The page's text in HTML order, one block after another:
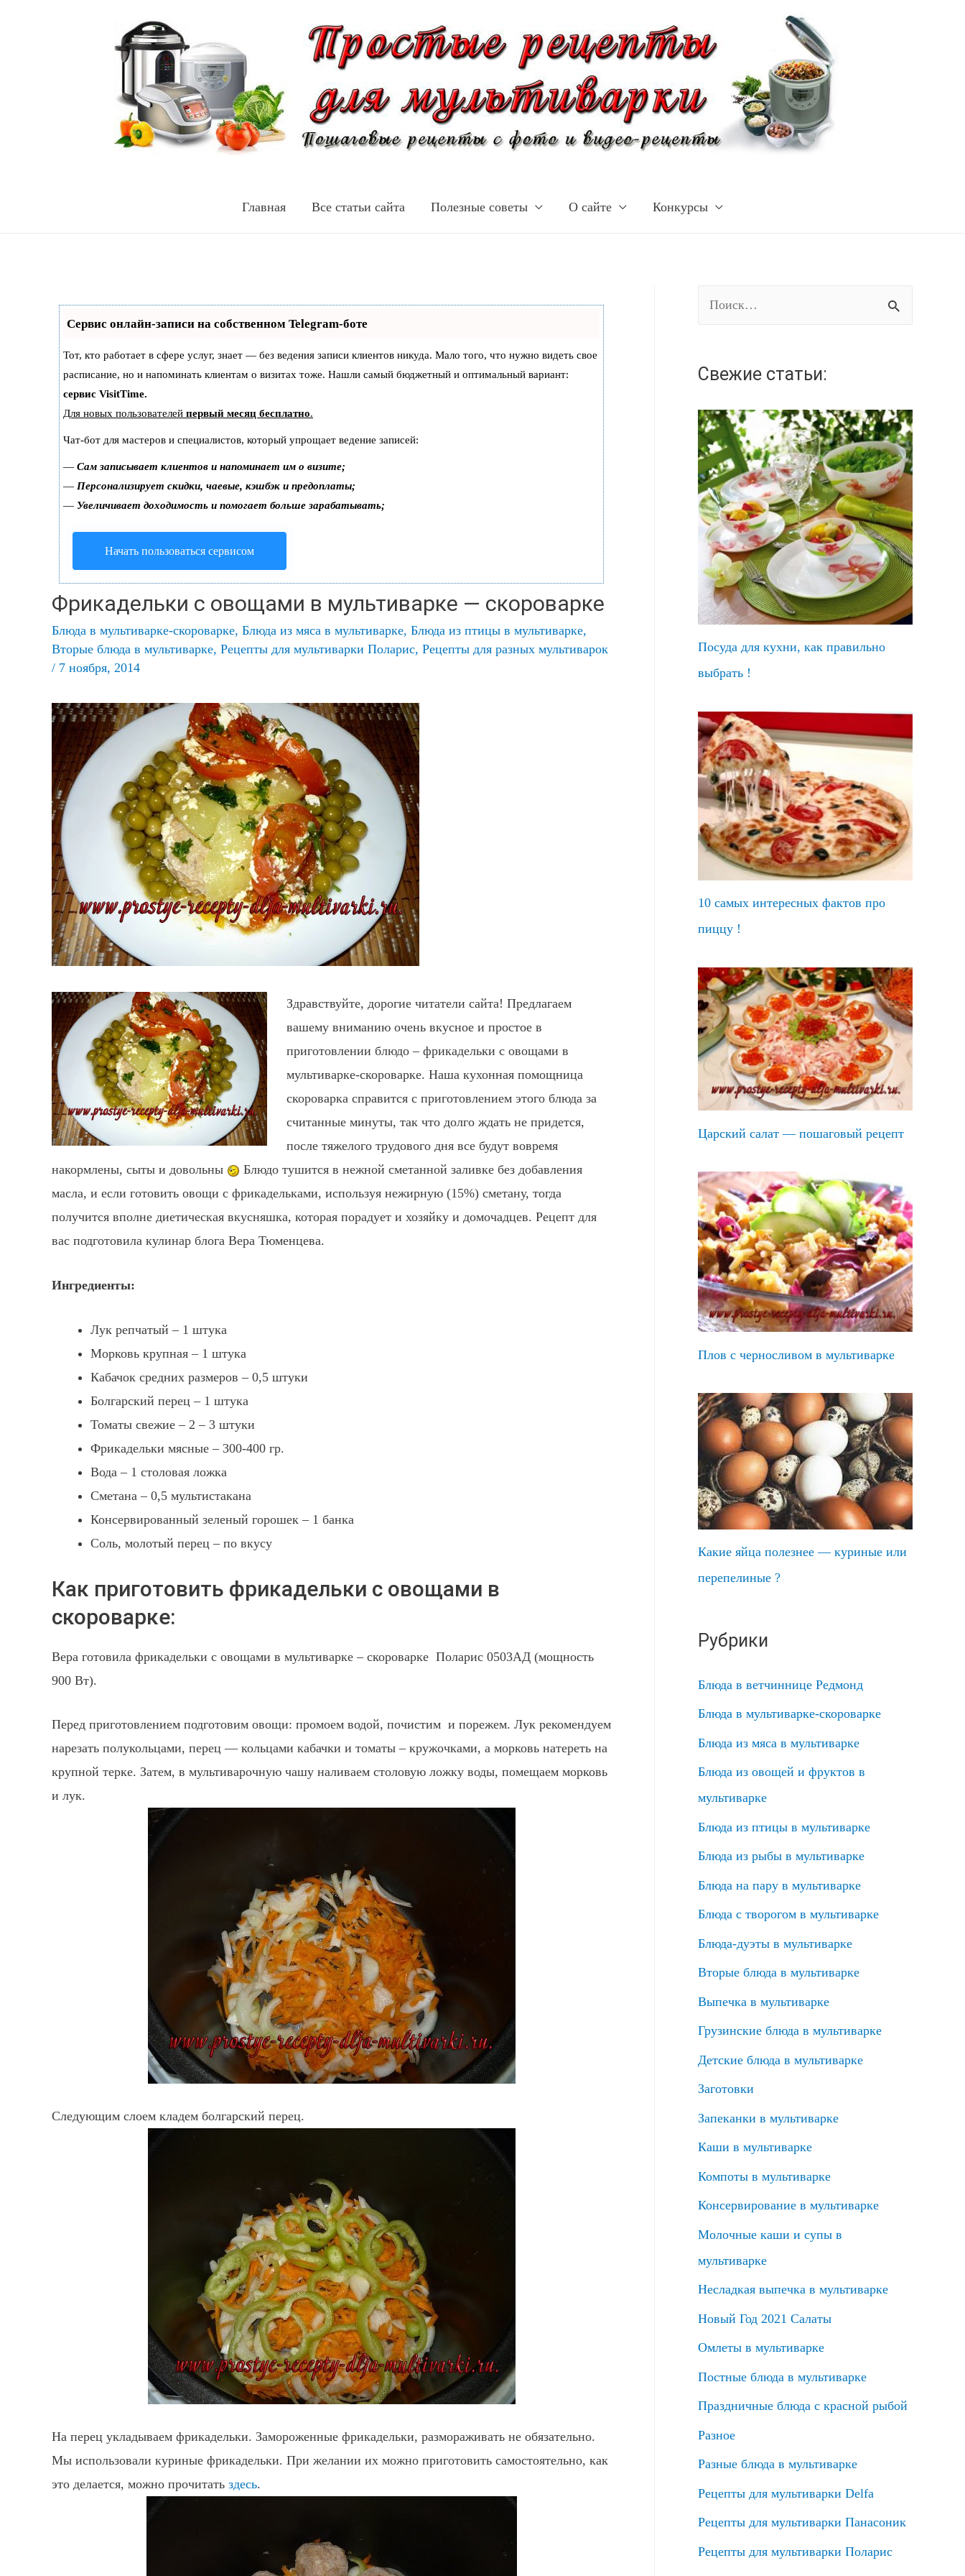
Главная Все статьи сайта Полезные советы О сайте Конкурсы
Сервис онлайн-записи на собственном Telegram-боте
Тот, кто работает в сфере услуг, знает — без ведения записи клиентов никуда. Мало того, что нужно видеть свое
расписание, но и напоминать клиентам о визитах тоже. Нашли самый бюджетный и оптимальный вариант:
сервис VisitTime.
Для новых пользователей первый месяц бесплатно.
Чат-бот для мастеров и специалистов, который упрощает ведение записей:
— Сам записывает клиентов и напоминает им о визите;
— Персонализирует скидки, чаевые, кэшбэк и предоплаты;
— Увеличивает доходимость и помогает больше зарабатывать;
Начать пользоваться сервисом
Фрикадельки с овощами в мультиварке — скороварке
Блюда в мультиварке-скороварке, Блюда из мяса в мультиварке, Блюда из птицы в мультиварке,
Вторые блюда в мультиварке, Рецепты для мультиварки Поларис, Рецепты для разных мультиварок
/ 7 ноября, 2014
Здравствуйте, дорогие читатели сайта! Предлагаем
вашему вниманию очень вкусное и простое в
приготовлении блюдо – фрикадельки с овощами в
мультиварке-скороварке. Наша кухонная помощница
скороварка справится с приготовлением этого блюда за
считанные минуты, так что долго ждать не придется,
после тяжелого трудового дня все будут вовремя
накормлены, сыты и довольны
Блюдо тушится в нежной сметанной заливке без добавления
масла, и если готовить овощи с фрикадельками, используя нежирную (15%) сметану, тогда
получится вполне диетическая вкусняшка, которая порадует и хозяйку и домочадцев. Рецепт для
вас подготовила кулинар блога Вера Тюменцева.
Ингредиенты:
Лук репчатый – 1 штука
Морковь крупная – 1 штука
Кабачок средних размеров – 0,5 штуки
Болгарский перец – 1 штука
Томаты свежие – 2 – 3 штуки
Фрикадельки мясные – 300-400 гр.
Вода – 1 столовая ложка
Сметана – 0,5 мультистакана
Консервированный зеленый горошек – 1 банка
Соль, молотый перец – по вкусу
Как приготовить фрикадельки с овощами в
скороварке:
Вера готовила фрикадельки с овощами в мультиварке – скороварке Поларис 0503АД (мощность
900 Вт).
Перед приготовлением подготовим овощи: промоем водой, почистим и порежем. Лук рекомендуем
нарезать полукольцами, перец — кольцами кабачки и томаты – кружочками, а морковь натереть на
крупной терке. Затем, в мультиварочную чашу наливаем столовую ложку воды, помещаем морковь
и лук.
Следующим слоем кладем болгарский перец.
На перец укладываем фрикадельки. Замороженные фрикадельки, размораживать не обязательно.
Мы использовали куриные фрикадельки. При желании их можно приготовить самостоятельно, как
это делается, можно прочитать здесь.
т
:
Свежие статьи:
Посуда для кухни, как правильно
выбрать !
10 самых интересных фактов про
пиццу !
Царский салат — пошаговый рецепт
Плов с черносливом в мультиварке
Какие яйца полезнее — куриные или
перепелиные ?
Рубрики
Блюда в ветчиннице Редмонд
Блюда в мультиварке-скороварке
Блюда из мяса в мультиварке
Блюда из овощей и фруктов в
мультиварке
Блюда из птицы в мультиварке
Блюда из рыбы в мультиварке
Блюда на пару в мультиварке
Блюда с творогом в мультиварке
Блюда-дуэты в мультиварке
Вторые блюда в мультиварке
Выпечка в мультиварке
Грузинские блюда в мультиварке
Детские блюда в мультиварке
Заготовки
Запеканки в мультиварке
Каши в мультиварке
Компоты в мультиварке
Консервирование в мультиварке
Молочные каши и супы в
мультиварке
Несладкая выпечка в мультиварке
Новый Год 2021 Салаты
Омлеты в мультиварке
Постные блюда в мультиварке
Праздничные блюда с красной рыбой
Разное
Разные блюда в мультиварке
Рецепты для мультиварки Delfa
Рецепты для мультиварки Панасоник
Рецепты для мультиварки Поларис